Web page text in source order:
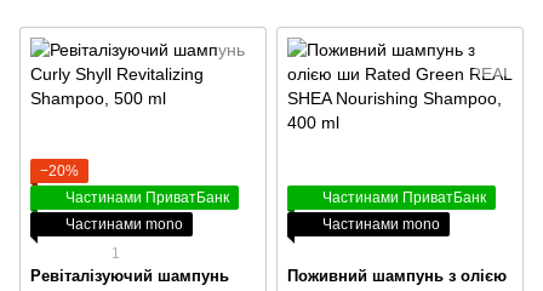
−20%
Частинами ПриватБанк
Частинами mono
1
Ревіталізуючий шампунь
Частинами ПриватБанк
Частинами mono
Поживний шампунь з олією